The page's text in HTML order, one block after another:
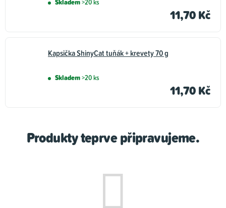
11,70 Kč
Kapsička ShinyCat tuňák + krevety 70 g
Skladem>20 ks
11,70 Kč
Produkty teprve připravujeme.